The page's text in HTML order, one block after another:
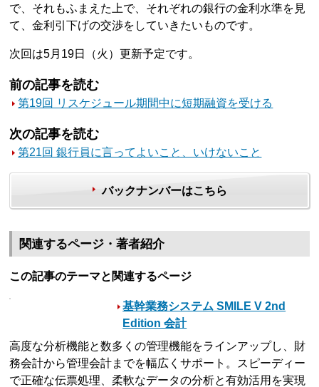
で、それもふまえた上で、それぞれの銀行の金利水準を見
て、金利引下げの交渉をしていきたいものです。
次回は5月19日（火）更新予定です。
前の記事を読む
第19回 リスケジュール期間中に短期融資を受ける
次の記事を読む
第21回 銀行員に言ってよいこと、いけないこと
バックナンバーはこちら
関連するページ・著者紹介
この記事のテーマと関連するページ
基幹業務システム SMILE V 2nd
Edition 会計
高度な分析機能と数多くの管理機能をラインアップし、財
務会計から管理会計までを幅広くサポート。スピーディー
で正確な伝票処理、柔軟なデータの分析と有効活用を実現